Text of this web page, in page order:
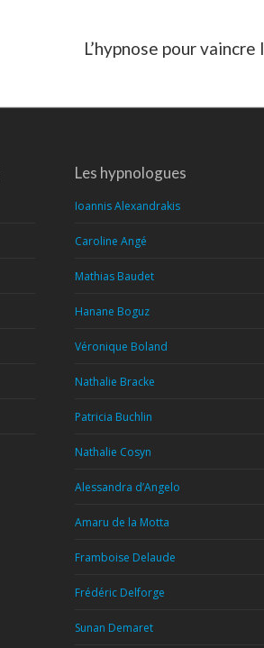
Article
L’hypnose pour
Les hypnologues
Ioannis Alexandrakis
Caroline Angé
Mathias Baudet
Hanane Boguz
Véronique Boland
Nathalie Bracke
Patricia Buchlin
Nathalie Cosyn
Alessandra d’Angelo
Amaru de la Motta
Framboise Delaude
Frédéric Delforge
Sunan Demaret